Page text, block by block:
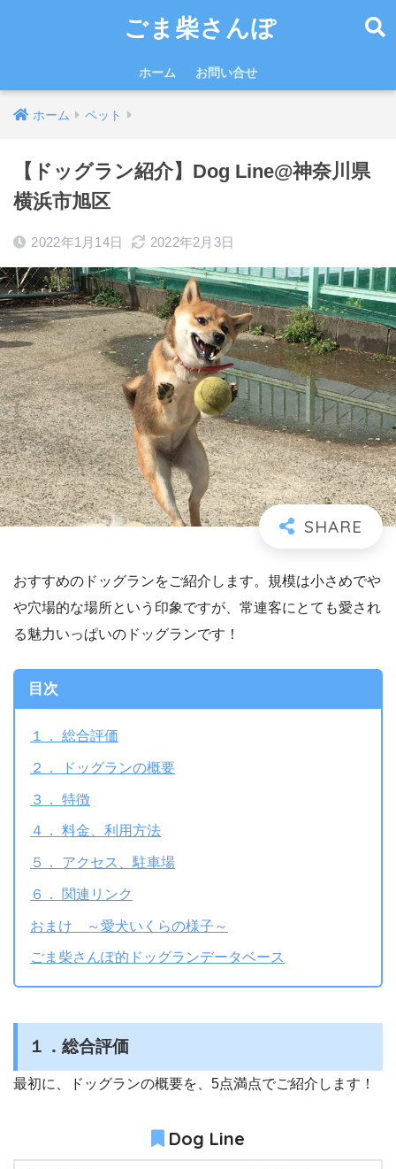
ごま柴さんぽ
ホーム お問い合せ
ホーム ペット
【ドッグラン紹介】Dog Line@神奈川県
横浜市旭区
2022年1月14日 2022年2月3日
おすすめのドッグランをご紹介します。規模は小さめでや
や穴場的な場所という印象ですが、常連客にとても愛され
る魅力いっぱいのドッグランです！
目次
１． 総合評価
２． ドッグランの概要
３． 特徴
４． 料金、利用方法
５． アクセス、駐車場
６． 関連リンク
おまけ ～愛犬いくらの様子～
ごま柴さんぽ的ドッグランデータベース
１．総合評価
最初に、ドッグランの概要を、5点満点でご紹介します！
Dog Line